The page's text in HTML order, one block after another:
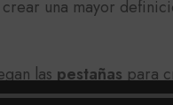
una mayor
las pestañas para
sí rizadas y necesitas